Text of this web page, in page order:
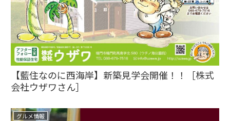
【藍住なのに西海岸】新築見学会開催！！［株式
会社ウザワさん］
グルメ情報